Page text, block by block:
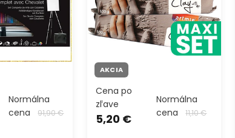
Normálna
cena
91,90 €
AKCIA
Cena po
zľave
5,20 €
Normálna
cena
11,10 €